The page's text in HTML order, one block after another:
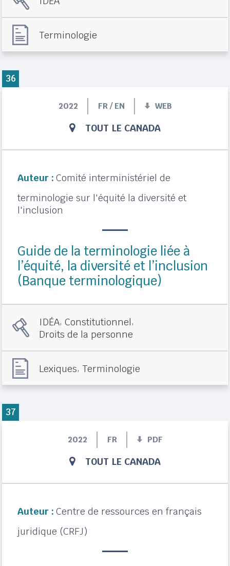
Terminologie
2022 FR / EN WEB
TOUT LE CANADA
Auteur : Comité interministériel de
terminologie sur l'équité la diversité et
l'inclusion
Guide de la terminologie liée à
l’équité, la diversité et l’inclusion
(Banque terminologique)
IDÉA,Constitutionnel,
Droits de la personne
Lexiques,Terminologie
36
2022 FR PDF
TOUT LE CANADA
Auteur : Centre de ressources en français
juridique (CRFJ)
37